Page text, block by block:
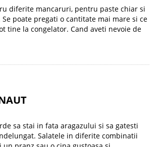
diferite mancaruri, pentru paste chiar si
poate pregati o cantitate mai mare si ce
tine la congelator. Cand aveti nevoie de
sa stai in fata aragazului si sa gatesti
Salatele in diferite combinatii